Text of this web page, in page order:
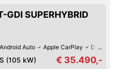
GDI SUPERHYBRID
Android Auto Apple CarPlay Digitales Cockpit
(105 kW) € 35.490,-